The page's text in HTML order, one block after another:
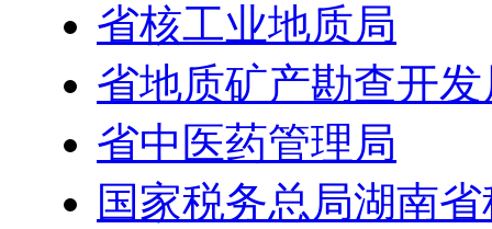
省核工业地质局
省地质矿产勘查开发
省中医药管理局
国家税务总局湖南